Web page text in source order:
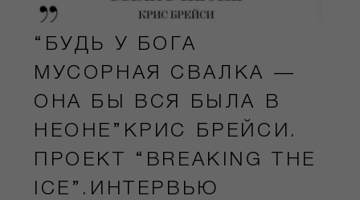
“БУДЬ У БОГА
МУСОРНАЯ СВАЛКА —
ОНА БЫ ВСЯ БЫЛА В
НЕОНЕ”КРИС БРЕЙСИ.
ПРОЕКТ “BREAKING THE
ICE”.ИНТЕРВЬЮ